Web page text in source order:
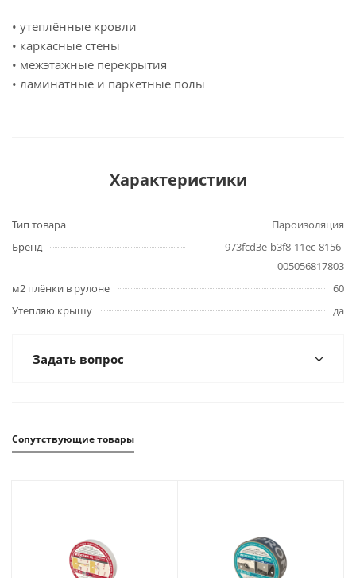
• утеплённые кровли
• каркасные стены
• межэтажные перекрытия
• ламинатные и паркетные полы
Характеристики
Тип товара
Пароизоляция
Бренд
973fcd3e-b3f8-11ec-8156-
005056817803
м2 плёнки в рулоне
60
Утепляю крышу
да
Задать вопрос
Сопутствующие товары